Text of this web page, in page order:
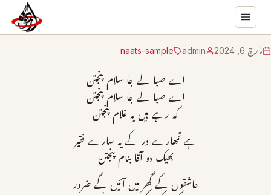
مارچ 6, 2024 admin
naats-sample
اے صبا لے جا سلام پنجتن
اے صبا لے جا سلام پنجتن
کہ رہے ہیں یہ غلام پنجتن
ہے تمھارے در کے یہ سارے فقیر
بھیک دو آقا بنام پنجتن
عاشقوں کے گھر میں آئیں گے ضرور